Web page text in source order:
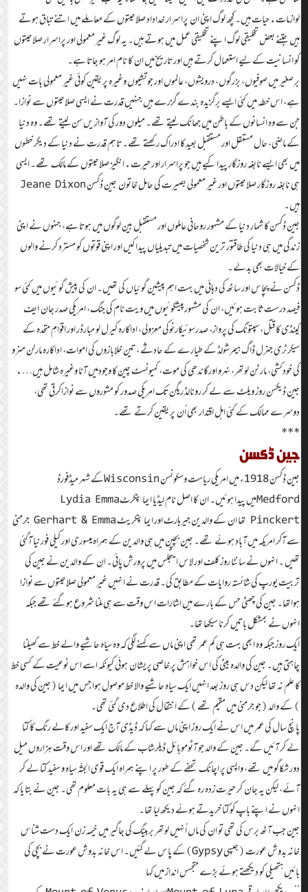
لوازمات.حیات ہیں۔ کچھ لوگ اپنی ان پراسرار خداداد صلاحیتوں کے معاملے میں اتنے تباق ہوتے
ہیں جتنے بعض تخلیقی لوگ اپنے تخلیقی عمل میں ہوتے ہیں۔ یہ لوگ غیر معمولی اور پراسرار صلاحیتوں
کو انسانیت کے لیے استعمال کرتے ہیں اور تاریخ میں ان کا نام امر ہو جاتا ہے۔
برِ صغیر میں صوفیوں، بزرگوں، درویشوں، عالموں اور جوتشیوں وغیرہ پر یقین کوئی غیر معمولی بات نہیں
ہے، اس خطہ میں کئی ایسے برگزیدہ بندے گزرے ہیں جنہیں قدرت نے ایسی صلاحیتوں سے نوازا۔
جن سے وہ انسانوں کے باطن میں جھانک لیتے تھے۔ میلوں دور کی آواز یں سن لیتے تھے۔ وہ دنیا
کے ماضی، حال مستقل اور مستقبل بعید کا ادراک رکھتے تھے۔ تاہم قدرت نے دنیا کے دیگر خطوں
میں بھی ایسے نابغہ روزگار پیدا کیے ہیں جو پراسرار اور حیرت.انگیز صلاحیتوں کے مالک تھے۔ ایسی
ہی نابغہ روزگار صلاحیتوں اور غیر معمولی بصیرت کی حامل خاتون جین ڈکسن Jeane Dixon
ہیں۔
جین ڈکسن کا شمار دنیا کے مشہور روحانی عاملوں اور مستقبل بین لوگوں میں ہوتا ہے، جنہوں نے اپنی
زندگی میں ہی دنیا کی طاقتور ترین شخصیات میں تبدیلیاں پیدا کیں اور اپنی قوتوں کو مسترد کرنے والوں
کے خیالات بھی بدلے۔
ڈکسن نے پچاس اور ساٹھ کی دہائی میں بہت اہم پیشین گوئیاں کی تھیں۔ ان کی پیش گوئیوں میں کئی سو
فیصد درست ثابت ہوئیں، ان کی مشہورپیشگوئیوں میں ویت نام کی جنگ، امریکی صدر جان ایف
کینڈی کا قتل، سپتونگ کی پرواز، صدرسوئیکارنوکی معزولی، اداکارہ کیرل لو مبارڈر اور اقوامِ متحدہ کے
سیکرٹری جنرل ڈاگ ہیمرشولڈ کے طیارے کے حادثے ، تین خلابازوں کی اموات، اداکارہ مارلن منرو
کی خودکشی، مارٹن لوتھر، نہرو اورگاندھی کی موت، کمیونسٹ چین کا وجودمیں آنا وغیرہ شامل ہیں….
جین ڈیکسن روز ویلٹ سے لے کر رونالڈ ریگن تک امریکی صدور کو مشوروں سے نوازاکرتی تھی،
دوسرے ممالک کے کئی اہل اقتدار بھی اُن پر یقین کرتے تھے۔
***
جین ڈکسن
جین ڈکسن 1918ء میں امریکی ریاست وسکونسن Wisconsinکے شہر میڈفورڈ
Medfordمیں پیدا ہوئیں۔ ان کا اصل نام لیڈیا ایما پنکرٹLydia Emma
Pinckert تھا ان کے والدین جیرہارٹ اور ایما پنکریٹ Gerhart & Emma جرمنی
سے آکر امریکہ میں آباد ہوئے تھے۔ جین بچپن میں ہی والدین کے ہمراہ میسوری اور کیلی فورنیا آگئی
تھیں ۔ انہوں نے سانٹا روز کلف اور لاس اینجلس میں پرورش پائی۔ ان کے والدین نے جین کی
تربیت یورپ کی شائستہ روایات کے مطابق کی۔ قدرت نے انہیں غیر معمولی صلاحیتوں سے نوازا
ہواتھا۔ جین کی چھٹی حس کے بارے میں اشارات اس وقت سے ہی ملنا شروع ہوگئے تھے جبکہ
انہوں نے بمشکل باتیں کرنا سیکھا تھا۔
ایک روز جبکہ وہ ابھی بہت ہی کم عمر تھی اپنی ماں سے کہنے لگی کہ وہ سیاہ حاشیے والے خط سے کھیلنا
چاہتی ہیں۔ جین کی والدہ بیٹی کی اس خواہش پر خاصی پریشان ہوئی کیونکہ اسے اس نوعیت کے کسی خط
کا علم نہ تھا لیکن دس ہی روز بعد انہیں ایک سیاہ حاشیے والا خط موصول ہوا جس میں ایما (جین کی والدہ
) کے والد (جو جرمنی میں مقیم تھے )کے انتقال کی اطلاع دی گئی تھی۔
پانچ سال کی عمر میں اس نے ایک روز اپنی ماں سے کہا کہ ڈیڈی آج ایک سفید اور کالے رنگ کا کتا
لے کر آئیں گے۔ جین کے والد جو آٹوموبائل ڈیلرشاب کے مالک تھے اور اس وقت ہزاروں میل
دور شکاگو میں تھے، واپسی پر اچانک تحفے کے طور پر اپنے ہمراہ ایک قوی الجثّہ سیاہ و سفید کتا لے کر
آئے، لیکن یہ جان کر حیرت زدہ رہ گئے کہ جین کو پہلے سے ہی یہ بات معلوم تھی۔ جین نے بتا یا کہ
انہوں نے اپنے باپ کو کتا خریدتے ہوئے دیکھ لیا تھا۔
جین جب آٹھ برس کی تھی تو ان کی ماں اُنہیں لوتھر بربینگ کی جاگیر میں خیمہ زن ایک دست شناس
خانہ بدوش عورت (جپسی Gypsy)کے پاس لے گئیں۔ اس خانہ بدوش عورت نے بچی کی
بائیں ہتھیلی کو دیکھتے ہوئے بڑے متجسس انداز میں کہا